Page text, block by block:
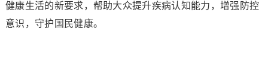
健康生活的新要求，帮助大众提升疾病认知能力，增强防控
意识，守护国民健康。